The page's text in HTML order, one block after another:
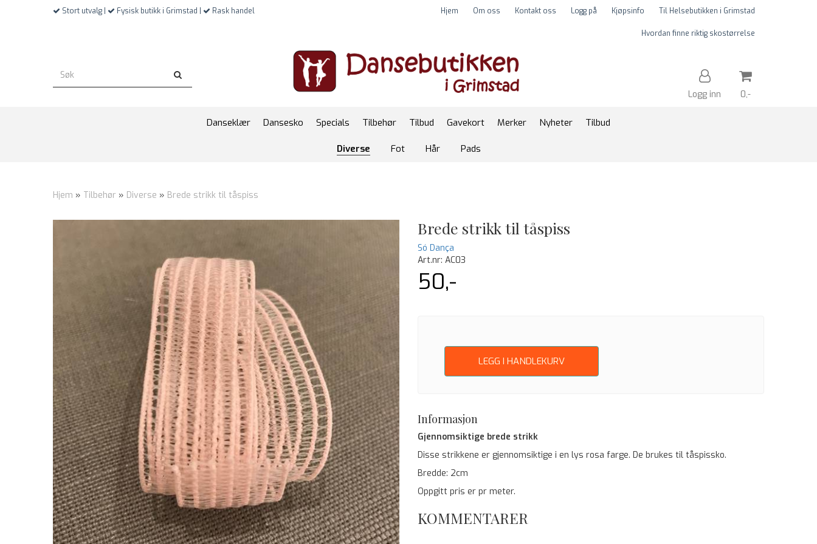
Stort utvalg | Fysisk butikk i Grimstad | Rask handel Hjem Om oss Kontakt oss Logg på Kjøpsinfo Til Helsebutikken i Grimstad
Hvordan finne riktig skostørrelse
Logg inn 0,-
Danseklær Dansesko Specials Tilbehør Tilbud Gavekort Merker Nyheter Tilbud
Diverse Fot Hår Pads
Hjem » Tilbehør » Diverse » Brede strikk til tåspiss
Brede strikk til tåspiss
Só Dança
Art.nr: AC03
50,-
LEGG I HANDLEKURV
Informasjon
Gjennomsiktige brede strikk
Disse strikkene er gjennomsiktige i en lys rosa farge. De brukes til tåspissko.
Bredde: 2cm
Oppgitt pris er pr meter.
KOMMENTARER